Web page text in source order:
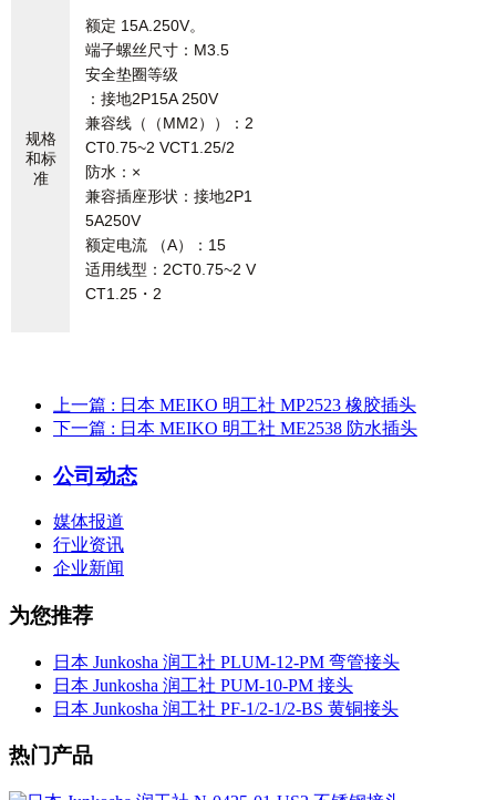
规格
和标
准
额定 15A.250V。
端子螺丝尺寸：M3.5
安全垫圈等级
：接地2P15A 250V
兼容线（（MM2））：2
CT0.75~2 VCT1.25/2
防水：×
兼容插座形状：接地2P1
5A250V
额定电流 （A）：15
适用线型：2CT0.75~2 V
CT1.25・2
上一篇 : 日本 MEIKO 明工社 MP2523 橡胶插头
下一篇 : 日本 MEIKO 明工社 ME2538 防水插头
公司动态
媒体报道
行业资讯
企业新闻
为您推荐
日本 Junkosha 润工社 PLUM-12-PM 弯管接头
日本 Junkosha 润工社 PUM-10-PM 接头
日本 Junkosha 润工社 PF-1/2-1/2-BS 黄铜接头
热门产品